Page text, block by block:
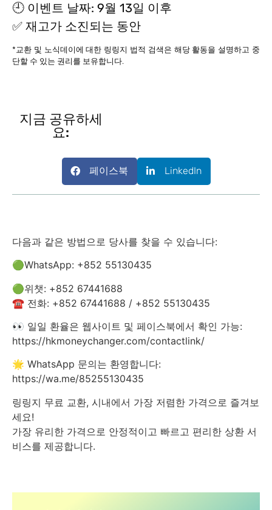
🕘 이벤트 날짜: 9월 13일 이후
✅ 재고가 소진되는 동안
*교환 및 노식데이에 대한 링링지 법적 검색은 해당 활동을 설명하고 중
단할 수 있는 권리를 보유합니다.
지금 공유하세
요:
페이스북 LinkedIn
다음과 같은 방법으로 당사를 찾을 수 있습니다:
🟢WhatsApp: +852 55130435
🟢위챗: +852 67441688
☎️ 전화: +852 67441688 / +852 55130435
👀 일일 환율은 웹사이트 및 페이스북에서 확인 가능:
https://hkmoneychanger.com/contactlink/
🌟 WhatsApp 문의는 환영합니다:
https://wa.me/85255130435
링링지 무료 교환, 시내에서 가장 저렴한 가격으로 즐겨보
세요!
가장 유리한 가격으로 안정적이고 빠르고 편리한 상환 서
비스를 제공합니다.